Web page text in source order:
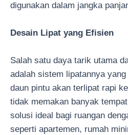
digunakan dalam jangka
Desain Lipat yang Efisien
Salah satu daya tarik utama
adalah sistem lipatannya
daun pintu akan terlipat rapi
tidak memakan banyak
solusi ideal bagi ruangan
seperti apartemen, rumah